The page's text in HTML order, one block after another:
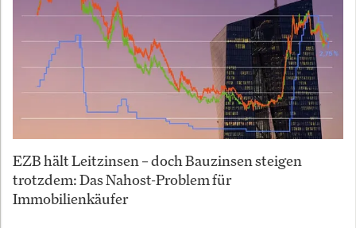
EZB hält Leitzinsen – doch Bauzinsen steigen
trotzdem: Das Nahost-Problem für
Immobilienkäufer